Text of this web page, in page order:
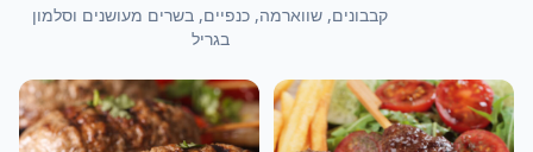
קבבונים, שווארמה, כנפיים, בשרים מעושנים וסלמון
בגריל